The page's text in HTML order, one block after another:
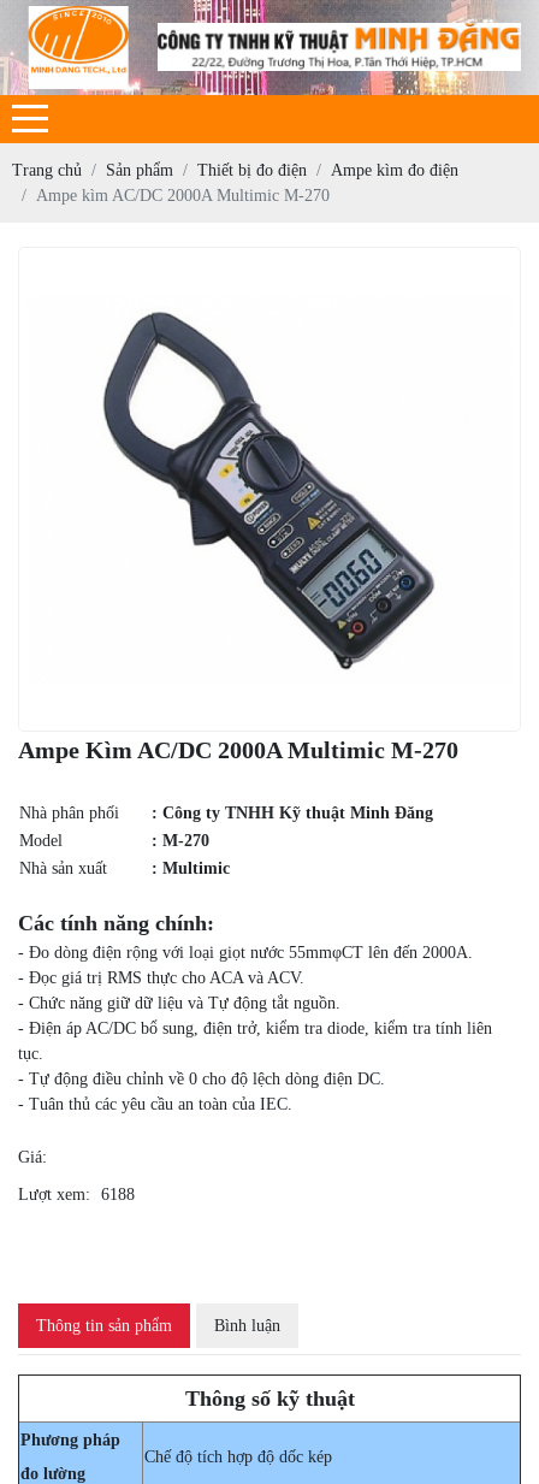
Trang chủ Sản phẩm Thiết bị đo điện
Ampe kìm đo điện
Ampe kìm AC/DC 2000A Multimic M-270
Ampe Kìm AC/DC 2000A Multimic M-270
Nhà phân phối
: Công ty TNHH Kỹ thuật Minh Đăng
Model
: M-270
Nhà sản xuất
: Multimic
Các tính năng chính:
- Đo dòng điện rộng với loại giọt nước 55mmφCT lên đến 2000A.
- Đọc giá trị RMS thực cho ACA và ACV.
- Chức năng giữ dữ liệu và Tự động tắt nguồn.
- Điện áp AC/DC bổ sung, điện trở, kiểm tra diode, kiểm tra tính liên
tục.
- Tự động điều chỉnh về 0 cho độ lệch dòng điện DC.
- Tuân thủ các yêu cầu an toàn của IEC.
Giá:
Lượt xem: 6188
Thông tin sản phẩm Bình luận
Thông số kỹ thuật
Phương pháp
đo lường
Chế độ tích hợp độ dốc kép